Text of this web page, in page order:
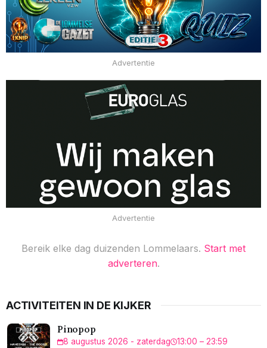
Advertentie
Advertentie
Bereik elke dag duizenden Lommelaars. Start met
adverteren.
ACTIVITEITEN IN DE KIJKER
Pinopop
8 augustus 2026 - zaterdag
13:00 – 23:59